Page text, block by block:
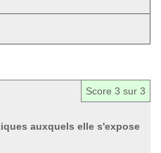
Score 3 sur 3
auxquels elle s'expose